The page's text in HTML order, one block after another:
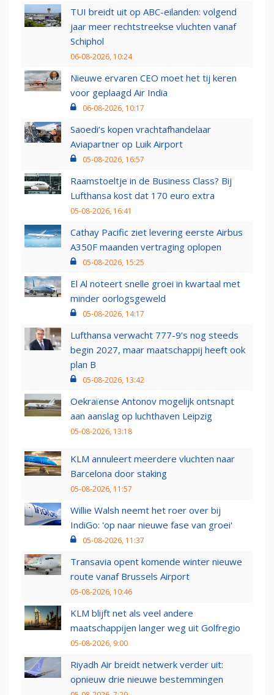
TUI breidt uit op ABC-eilanden: volgend
jaar meer rechtstreekse vluchten vanaf
Schiphol
06-08-2026, 10:24
Nieuwe ervaren CEO moet het tij keren
voor geplaagd Air India
06-08-2026, 10:17
Saoedi’s kopen vrachtafhandelaar
Aviapartner op Luik Airport
05-08-2026, 16:57
Raamstoeltje in de Business Class? Bij
Lufthansa kost dat 170 euro extra
05-08-2026, 16:41
Cathay Pacific ziet levering eerste Airbus
A350F maanden vertraging oplopen
05-08-2026, 15:25
El Al noteert snelle groei in kwartaal met
minder oorlogsgeweld
05-08-2026, 14:17
Lufthansa verwacht 777-9’s nog steeds
begin 2027, maar maatschappij heeft ook
plan B
05-08-2026, 13:42
Oekraïense Antonov mogelijk ontsnapt
aan aanslag op luchthaven Leipzig
05-08-2026, 13:18
KLM annuleert meerdere vluchten naar
Barcelona door staking
05-08-2026, 11:57
Willie Walsh neemt het roer over bij
IndiGo: 'op naar nieuwe fase van groei'
05-08-2026, 11:37
Transavia opent komende winter nieuwe
route vanaf Brussels Airport
05-08-2026, 10:46
KLM blijft net als veel andere
maatschappijen langer weg uit Golfregio
05-08-2026, 9:00
Riyadh Air breidt netwerk verder uit:
opnieuw drie nieuwe bestemmingen